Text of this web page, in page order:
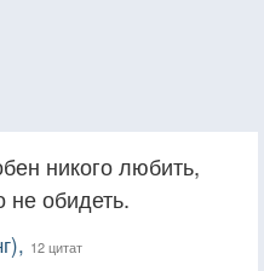
никого любить,
не обидеть.
12 цитат